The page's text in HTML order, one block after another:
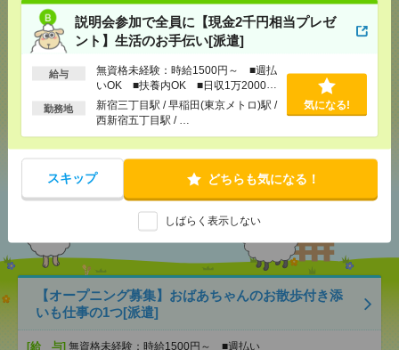
説明会参加で全員に【現金2千円相当プレゼ
ント】生活のお手伝い[派遣]
給与
無資格未経験：時給1500円～ ■週払
いOK ■扶養内OK ■日収1万2000円
以上
勤務地
新宿三丁目駅 / 早稲田(東京メトロ)駅 /
西新宿五丁目駅 / …
気になる!
スキップ どちらも気になる！
しばらく表示しない
気になる！
メールで送る LINEで送る
あなたの閲覧履歴からの
おすすめ
【オープニング募集】おばあちゃんのお散歩付き添
いも仕事の1つ[派遣]
[給 与] 無資格未経験：時給1500円～ ■週払い